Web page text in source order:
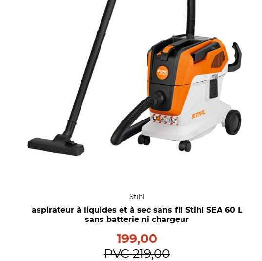
Stihl
aspirateur à liquides et à sec sans fil Stihl SEA 60 L
sans batterie ni chargeur
199,00
PVC 219,00